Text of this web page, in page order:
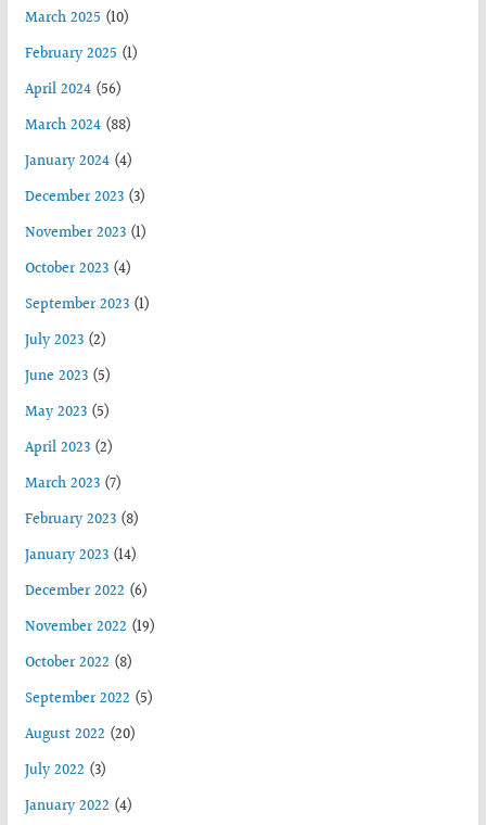
March 2025 (10)
February 2025 (1)
April 2024(56)
March 2024(88)
January 2024(4)
December 2023(3)
November 2023(1)
October 2023(4)
September 2023(1)
July 2023(2)
June 2023(5)
May 2023(5)
April 2023(2)
March 2023(7)
February 2023(8)
January 2023(14)
December 2022 (6)
November 2022 (19)
October 2022 (8)
September 2022 (5)
August 2022 (20)
July 2022 (3)
January 2022 (4)